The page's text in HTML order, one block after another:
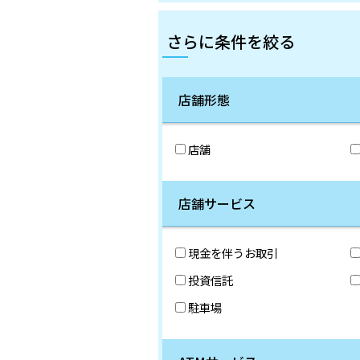
さらに条件を絞る
店舗形態
店舗
店舗サービス
現金を伴うお取引
投資信託
駐車場